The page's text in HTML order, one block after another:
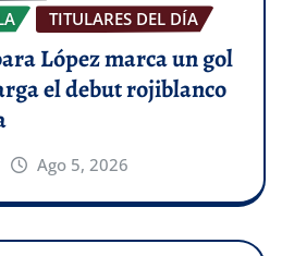
TITULARES DEL DÍA
López marca un gol
el debut rojiblanco
Ago 5, 2026